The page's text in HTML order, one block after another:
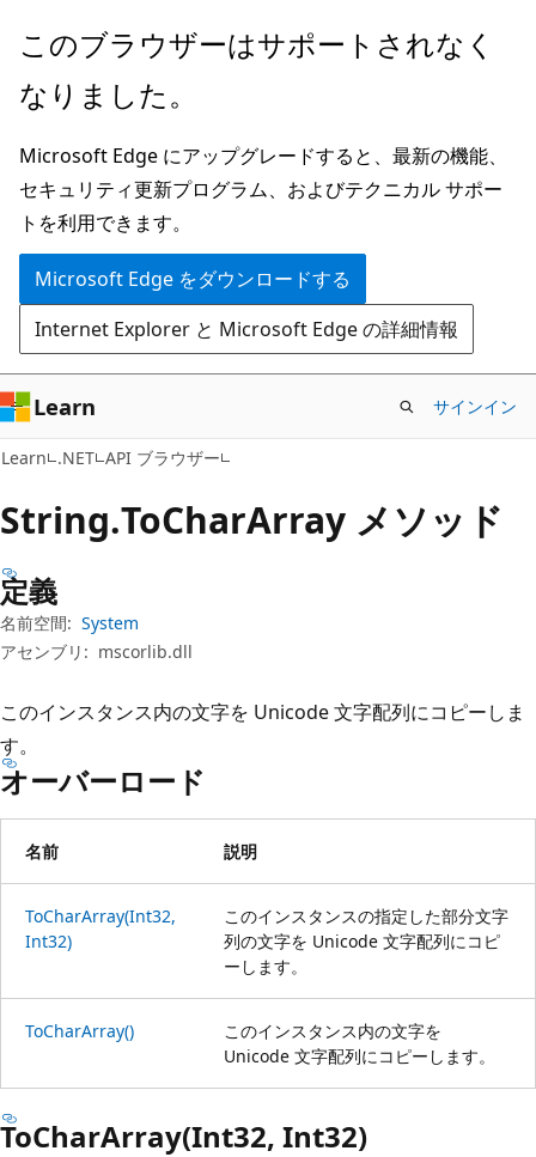
メ
ン
ン
テ
ン
ツ
に
ス
キ
ッ
プ
ペ
ジ
ナ
ビ
ゲ
ー
シ
ョ
ン
に
ス
キ
ッ
プ
このブラウザーはサポートされなく
なりました。
Microsoft Edge にアップグレードすると、最新の機能、
セキュリティ更新プログラム、およびテクニカル サポー
トを利用できます。
Microsoft Edge をダウンロードする
Internet Explorer と Microsoft Edge の詳細情報
Learn サインイン
Learn .NET API ブラウザー
String.ToCharArray メソッド
定義
名前空間: System
アセンブリ: mscorlib.dll
このインスタンス内の文字を Unicode 文字配列にコピーしま
す。
オーバーロード
名前 説明
ToCharArray(Int32,
Int32)
このインスタンスの指定した部分文字
列の文字を Unicode 文字配列にコピ
ーします。
ToCharArray()
このインスタンス内の文字を
Unicode 文字配列にコピーします。
ToCharArray(Int32, Int32)